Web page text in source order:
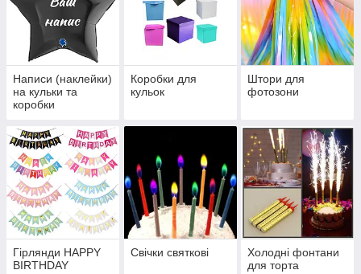
Написи (наклейки)
на кульки та
коробки
Коробки для
кульок
Штори для
фотозони
Гірлянди HAPPY
BIRTHDAY
Свічки святкові
Холодні фонтани
для торта